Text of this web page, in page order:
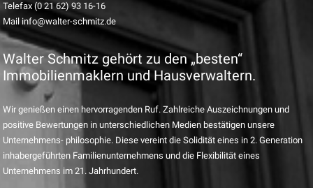
Telefax (0 21 62) 93 16-16
Mail info@walter-schmitz.de
Walter Schmitz gehört zu den „besten“
Immobilienmaklern und Hausverwaltern.
Wir genießen einen hervorragenden Ruf. Zahlreiche Auszeichnungen und
positive Bewertungen in unterschiedlichen Medien bestätigen unsere
Unternehmens- philosophie. Diese vereint die Solidität eines in 2. Generation
inhabergeführten Familienunternehmens und die Flexibilität eines
Unternehmens im 21. Jahrhundert.